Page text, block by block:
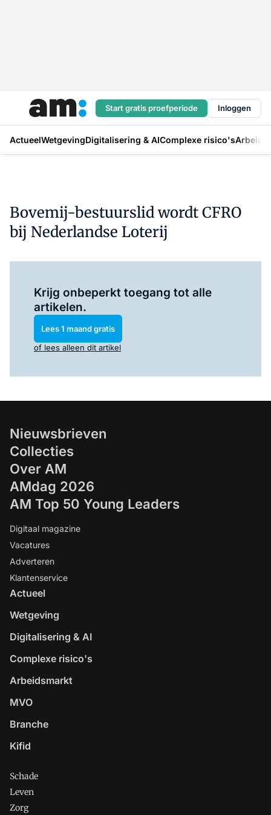
Start gratis proefperiode Inloggen
ActueelWetgevingDigitalisering & AIComplexe risico's
Bovemij-bestuurslid wordt CFRO
bij Nederlandse Loterij
Krijg onbeperkt toegang tot alle
artikelen.
Lees 1 maand gratis
of lees alleen dit artikel
Nieuwsbrieven
Collecties
Over AM
AMdag 2026
AM Top 50 Young Leaders
Digitaal magazine
Vacatures
Adverteren
Klantenservice
Actueel
Wetgeving
Digitalisering & AI
Complexe risico's
Arbeidsmarkt
MVO
Branche
Kifid
Schade
Leven
Zorg